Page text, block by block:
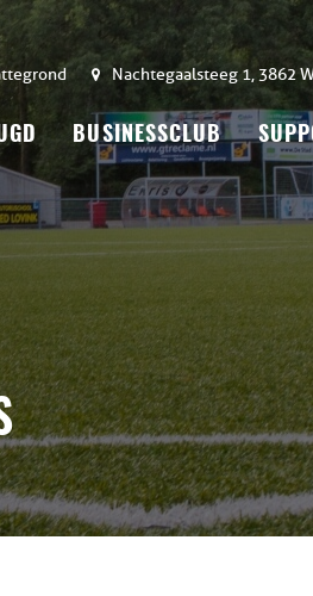
Nachtegaalsteeg 1, 3862
BUSINESSCLUB